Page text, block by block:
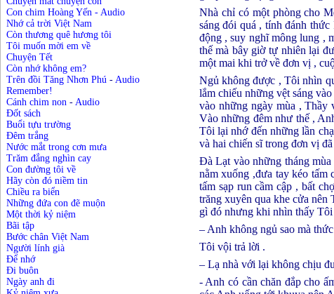
Con chim Hoàng Yến - Audio
Nhớ cả trời Việt Nam
Còn thương quê hương tôi
Tôi muốn mời em về
Chuyện Tết
Còn nhớ không em?
Trên đồi Tăng Nhơn Phú - Audio
Remember!
Cánh chim non - Audio
Đốt sách
Buổi tựu trường
Đêm trắng
Nước mắt trong cơn mưa
Trăm đắng nghìn cay
Con đường tôi về
Hãy còn đó niềm tin
Chiều ra biển
Những đứa con đẽ muộn
Một thời kỷ niệm
Bãi tập
Bước chân Việt Nam
Người lính già
Để nhớ
Đi buôn
Ngày anh đi
Nhà chỉ có một phòng cho
sáng đói quá , tính đánh
động , suy nghĩ mông lung ,
thế mà bây giờ tự nhiên lại
một mai khi trở về đơn vị ,
Ngủ không được , Tôi nhìn
lắm chiếu những vệt sáng
vào những ngày mùa , Thầy
Vào những đêm như thế ,
Tôi lại nhớ đến những lần
và hai chiến sĩ trong đơn vị
Đà Lạt vào những tháng
nằm xuống ,đưa tay kéo tấm
tấm sạp run cầm cập , bất
trăng xuyên qua khe cửa
gì đó nhưng khi nhìn thấy
– Anh không ngủ sao mà
Tôi vội trả lời .
– Lạ nhà với lại không chịu
- Anh có cần chăn đắp cho